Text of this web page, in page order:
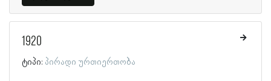
1920
ტიპი: პირადი ურთიერთობა